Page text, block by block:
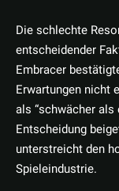
Die schlechte
entscheidender
Embracer
Erwartungen nicht
als “schwächer als
Entscheidung
unterstreicht den
Spieleindustrie.